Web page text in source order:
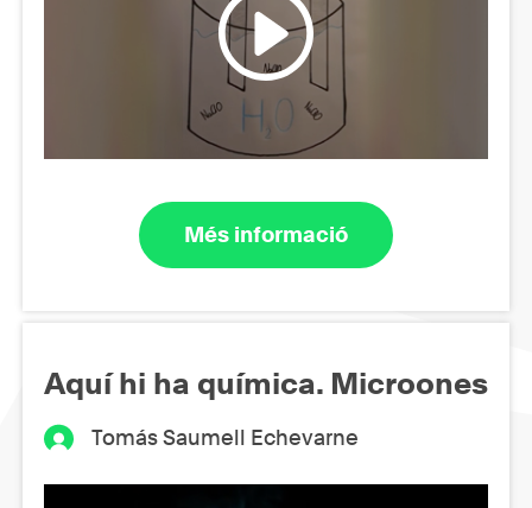
Més informació
Aquí hi ha química. Microones
Tomás Saumell Echevarne